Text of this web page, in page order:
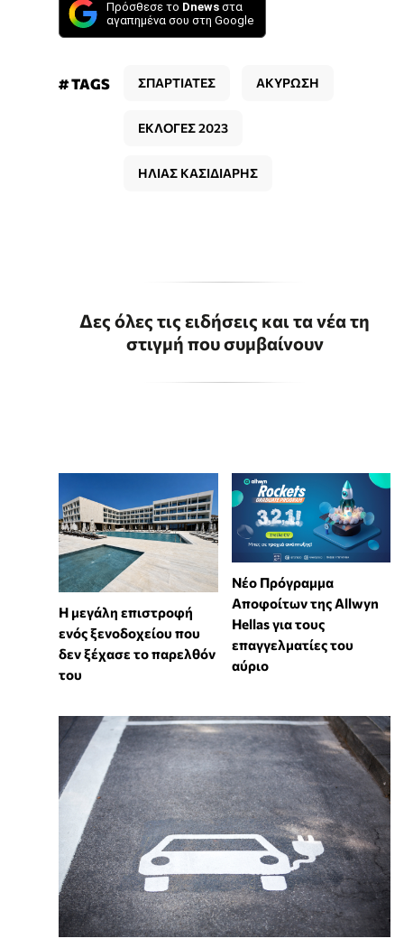
Πρόσθεσε το Dnews στα
αγαπημένα σου στη Google
# TAGS ΣΠΑΡΤΙΑΤΕΣ ΑΚΥΡΩΣΗ
ΕΚΛΟΓΕΣ 2023
ΗΛΙΑΣ ΚΑΣΙΔΙΑΡΗΣ
Δες όλες τις ειδήσεις και τα νέα τη
στιγμή που συμβαίνουν
Η μεγάλη επιστροφή
ενός ξενοδοχείου που
δεν ξέχασε το παρελθόν
του
Νέο Πρόγραμμα
Αποφοίτων της Allwyn
Hellas για τους
επαγγελματίες του
αύριο